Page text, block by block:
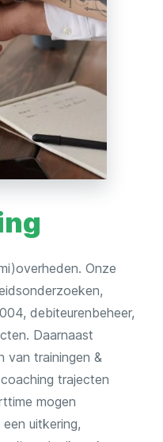
Onze
debiteurenbeheer,
Daarnaast
van trainingen &
trajecten
mogen
uitkering,